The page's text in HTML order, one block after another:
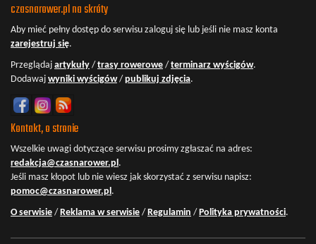
czasnarower.pl na skróty
Aby mieć pełny dostęp do serwisu zaloguj się lub jeśli nie masz konta
zarejestruj się.
Przeglądaj artykuły / trasy rowerowe / terminarz wyścigów.
Dodawaj wyniki wyścigów/ publikuj zdjęcia.
Kontakt, o stronie
Wszelkie uwagi dotyczące serwisu prosimy zgłaszać na adres:
redakcja@czasnarower.pl.
Jeśli masz kłopot lub nie wiesz jak skorzystać z serwisu napisz:
pomoc@czasnarower.pl.
O serwisie / Reklama w serwisie / Regulamin / Polityka prywatności.